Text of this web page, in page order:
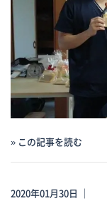
» この記事を読む
2020年01月30日 ｜